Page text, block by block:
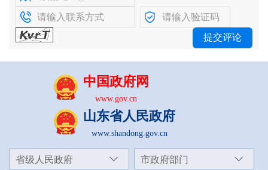
中国政府网
www.gov.cn
山东省人民政府
www.shandong.gov.cn
省级人民政府 市政府部门